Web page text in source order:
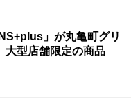
」が丸亀町グリ
型店舗限定の商品